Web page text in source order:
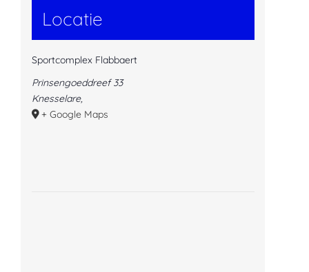
Locatie
Sportcomplex Flabbaert
Prinsengoeddreef 33
Knesselare,
+ Google Maps